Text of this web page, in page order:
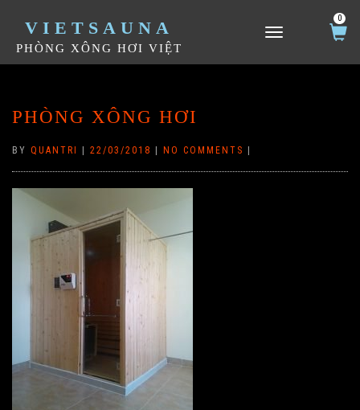
VIETSAUNA
PHÒNG XÔNG HƠI VIỆT
TOGGLE NAVIGATION
0
PHÒNG XÔNG HƠI
BY QUANTRI 22/03/2018 NO COMMENTS